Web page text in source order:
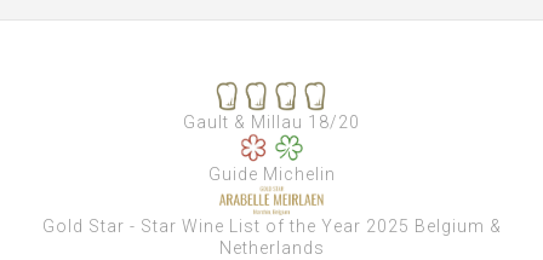
Gault & Millau 18/20
Guide Michelin
Gold Star - Star Wine List of the Year 2025 Belgium &
Netherlands